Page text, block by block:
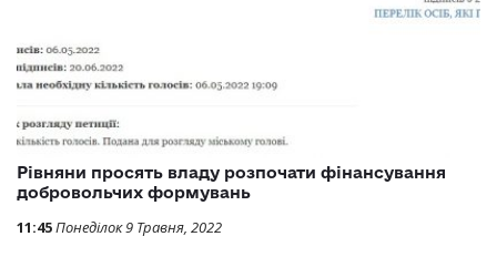
Рівняни просять владу розпочати фінансування
добровольчих формувань
11:45Понеділок 9 Травня, 2022